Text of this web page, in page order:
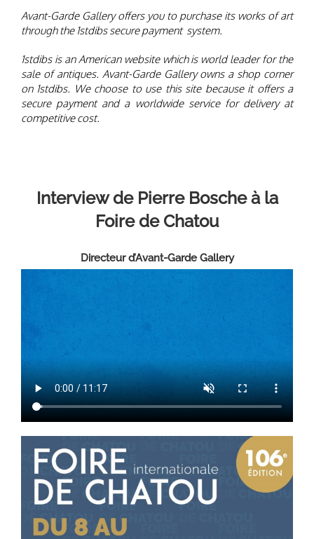
through the 1stdibs secure payment system.
1stdibs is an American website which is world leader for the
sale of antiques. Avant-Garde Gallery owns a shop corner
on 1stdibs. We choose to use this site because it offers a
Interview de Pierre Bosche
Foire de Chatou